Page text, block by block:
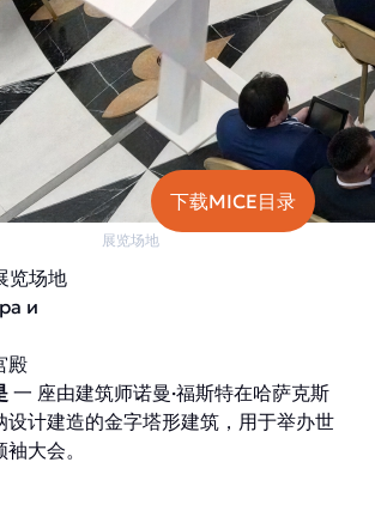
展览场地
览场地
下载MICE目录
殿
一 座由建筑师诺曼·福斯特在哈萨克斯
设计建造的金字塔形建筑，用于举办世
大会。